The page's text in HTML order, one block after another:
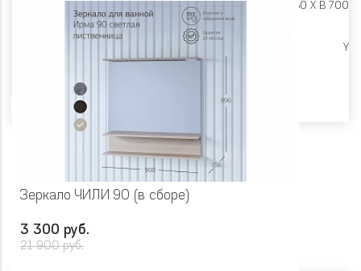
Ш 400 X Г 160 X В 700
Y
Зеркало ЧИЛИ 90 (в сборе)
3 300 руб.
21 900 руб.